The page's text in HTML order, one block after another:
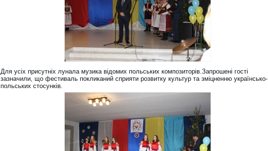
Для усіх присутніх лунала музика відомих польських композиторів.Запрошені гості
зазначили, що фестиваль покликаний сприяти розвитку культур та зміцненню українсько-
польських стосунків.